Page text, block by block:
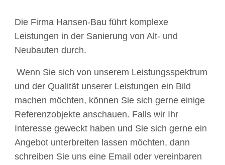
Die Firma Hansen-Bau führt komplexe
Leistungen in der Sanierung von Alt- und
Neubauten durch.
Wenn Sie sich von unserem Leistungsspektrum
und der Qualität unserer Leistungen ein Bild
machen möchten, können Sie sich gerne einige
Referenzobjekte anschauen. Falls wir Ihr
Interesse geweckt haben und Sie sich gerne ein
Angebot unterbreiten lassen möchten, dann
schreiben Sie uns eine Email oder vereinbaren